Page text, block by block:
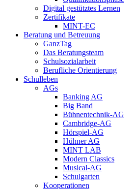
Digital gestütztes Lernen
Zertifikate
MINT-EC
Beratung und Betreuung
GanzTag
Das Beratungsteam
Schulsozialarbeit
Berufliche Orientierung
Schulleben
AGs
Banking AG
Big Band
Bühnentechnik-AG
Cambridge-AG
Hörspiel-AG
Hühner AG
MINT LAB
Modern Classics
Musical-AG
Schulgarten
Kooperationen